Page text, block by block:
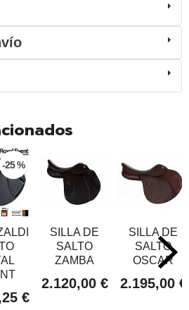
-25 %
€
SILLA DE
SALTO
ZAMBA
2.120,00 €
SILLA DE
SALTO
OSCAR
2.195,00 €